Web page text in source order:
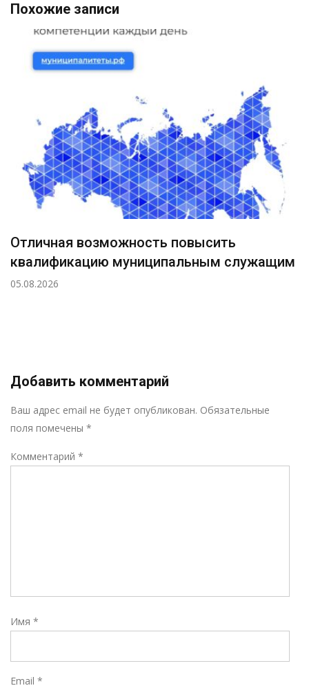
Похожие записи
Отличная возможность повысить
квалификацию муниципальным служащим
05.08.2026
Добавить комментарий
Ваш адрес email не будет опубликован. Обязательные
поля помечены *
Комментарий *
Имя *
Email *